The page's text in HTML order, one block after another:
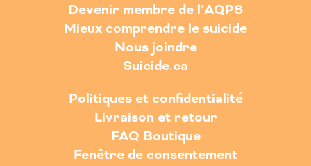
Devenir membre de l’AQPS
Mieux comprendre le suicide
Nous joindre
Suicide.ca
Politiques et confidentialité
Livraison et retour
FAQ Boutique
Fenêtre de consentement